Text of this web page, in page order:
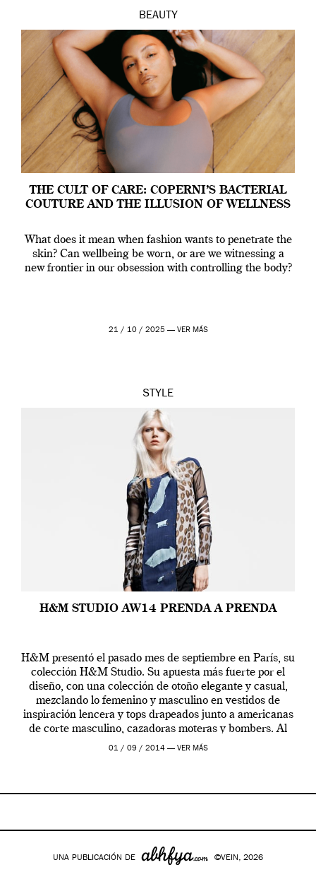
BEAUTY
THE CULT OF CARE: COPERNI’S BACTERIAL
COUTURE AND THE ILLUSION OF WELLNESS
What does it mean when fashion wants to penetrate the
skin? Can wellbeing be worn, or are we witnessing a
new frontier in our obsession with controlling the body?
21 / 10 / 2025 — VER MÁS
STYLE
H&M STUDIO AW14 PRENDA A PRENDA
H&M presentó el pasado mes de septiembre en París, su
colección H&M Studio. Su apuesta más fuerte por el
diseño, con una colección de otoño elegante y casual,
mezclando lo femenino y masculino en vestidos de
inspiración lencera y tops drapeados junto a americanas
de corte masculino, cazadoras moteras y bombers. Al
frente de la […]
01 / 09 / 2014 — VER MÁS
UNA PUBLICACIÓN DE ©VEIN, 2026